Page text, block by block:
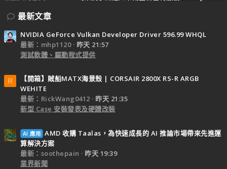
最新文章
NVIDIA GeForce Vulkan Developer Driver 596.99 WHQL
最新：mhp1120
昨天 21:57
測試軟體、驅動程式提供
R
【開箱】賊船MATX海景殼 | CORSAIR 2800X RS-R ARGB
WEHITE
最新：RickWang0412
昨天 21:35
新型 Case 安裝發表及硬體改裝
AI 應用 AMD 收購 Taalas，為快速成長的 AI 推論市場帶來先進運
算解決方案
最新：soothepain
昨天 19:39
業界新聞